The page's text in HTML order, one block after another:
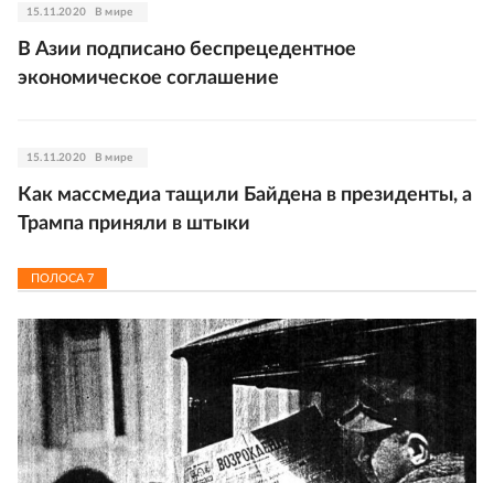
15.11.2020 В мире
В Азии подписано беспрецедентное
экономическое соглашение
15.11.2020 В мире
Как массмедиа тащили Байдена в президенты, а
Трампа приняли в штыки
ПОЛОСА 7